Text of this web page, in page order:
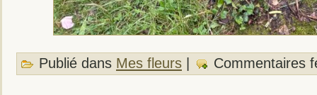
Publié dans Mes fleurs Commentaires